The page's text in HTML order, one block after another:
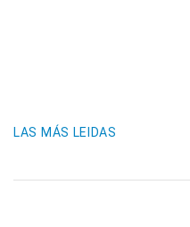
LAS MÁS LEIDAS